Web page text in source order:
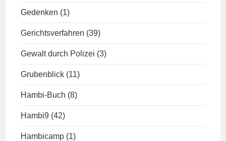
Gedenken (1)
Gerichtsverfahren (39)
Gewalt durch Polizei (3)
Grubenblick (11)
Hambi-Buch (8)
Hambi9 (42)
Hambicamp (1)